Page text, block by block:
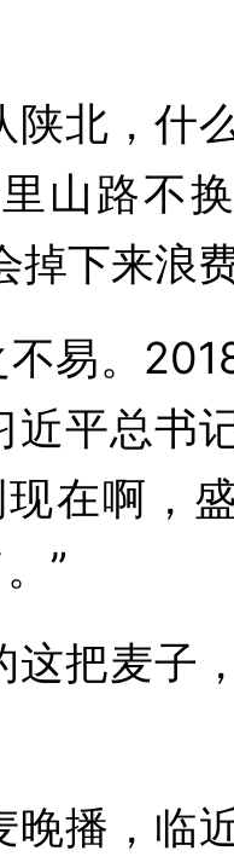
北，什
山路不
下来浪费
易。
近平总书
在啊，
”
把麦子
播，临近